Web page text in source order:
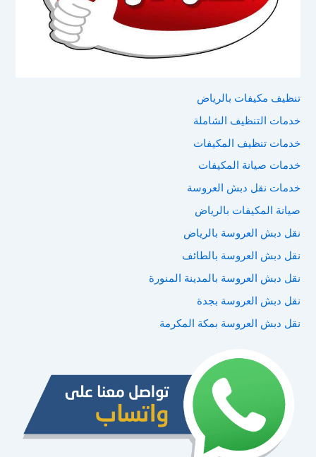
تنظيف مكيفات بالرياض
خدمات التنظيف الشاملة
خدمات تنظيف المكيفات
خدمات صيانة المكيفات
خدمات نقل دبش العروسة
صيانة المكيفات بالرياض
نقل دبش العروسة بالرياض
نقل دبش العروسة بالطائف
نقل دبش العروسة بالمدينة المنورة
نقل دبش العروسة بجدة
نقل دبش العروسة بمكة المكرمة